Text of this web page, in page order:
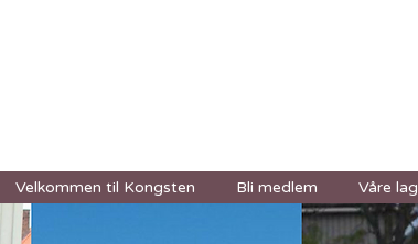
Velkommen til Kongsten Bli medlem Våre lag